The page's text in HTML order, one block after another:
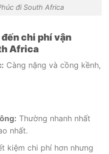
đi South Africa
chi phí vận
Africa
Càng nặng và cồng kềnh,
Thường nhanh nhất
nhất.
kiệm chi phí hơn nhưng